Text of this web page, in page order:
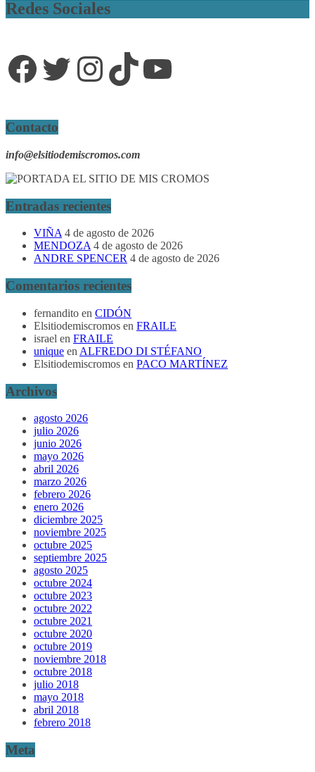
Redes Sociales
Facebook
Twitter
Instagram
TikTok
YouTube
Contacto
info@elsitiodemiscromos.com
Entradas recientes
VIÑA 4 de agosto de 2026
MENDOZA 4 de agosto de 2026
ANDRE SPENCER 4 de agosto de 2026
Comentarios recientes
fernandito en CIDÓN
Elsitiodemiscromos en FRAILE
israel en FRAILE
unique en ALFREDO DI STÉFANO
Elsitiodemiscromos en PACO MARTÍNEZ
Archivos
agosto 2026
julio 2026
junio 2026
mayo 2026
abril 2026
marzo 2026
febrero 2026
enero 2026
diciembre 2025
noviembre 2025
octubre 2025
septiembre 2025
agosto 2025
octubre 2024
octubre 2023
octubre 2022
octubre 2021
octubre 2020
octubre 2019
noviembre 2018
octubre 2018
julio 2018
mayo 2018
abril 2018
febrero 2018
Meta